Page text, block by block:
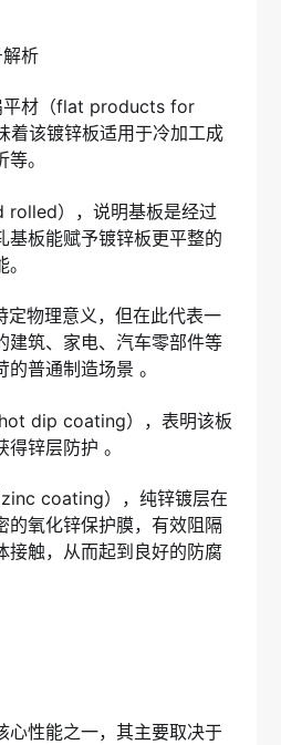
解析
平材（flat products for
该镀锌板适用于冷加工成
。
rolled），说明基板是经过
基板能赋予镀锌板更平整的
定物理意义，但在此代表一
建筑、家电、汽车零部件等
普通制造场景 。
dip coating），表明该板
锌层防护 。
coating），纯锌镀层在
的氧化锌保护膜，有效阻隔
接触，从而起到良好的防腐
心性能之一，其主要取决于